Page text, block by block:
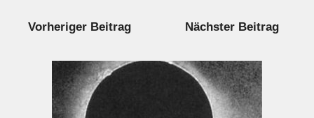
Vorheriger Beitrag Nächster Beitrag